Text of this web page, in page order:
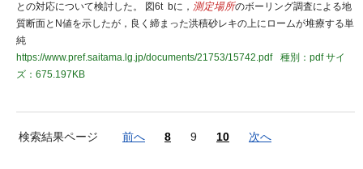
との対応について検討した。 図6t bに， 測定場所のボーリング調査による地
質断面とN値を示したが，良く締まった洪積砂レキの上にロームが堆療する単
純
https://www.pref.saitama.lg.jp/documents/21753/15742.pdf
種別：pdfサイ
ズ：675.197KB
検索結果ページ 前へ 8 9 10 次へ